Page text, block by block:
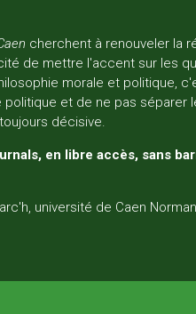
cherchent à renouveler la
de mettre l'accent sur les
morale et politique,
et de ne pas séparer
décisive.
en libre accès, sans
université de Caen